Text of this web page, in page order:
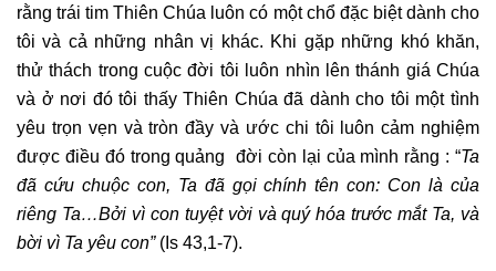
rằng trái tim Thiên Chúa luôn có một chổ đặc biệt dành cho
tôi và cả những nhân vị khác. Khi gặp những khó khăn,
thử thách trong cuộc đời tôi luôn nhìn lên thánh giá Chúa
và ở nơi đó tôi thấy Thiên Chúa đã dành cho tôi một tình
yêu trọn vẹn và tròn đầy và ước chi tôi luôn cảm nghiệm
được điều đó trong quảng đời còn lại của mình rằng : “Ta
đã cứu chuộc con, Ta đã gọi chính tên con: Con là của
riêng Ta…Bởi vì con tuyệt vời và quý hóa trước mắt Ta, và
bời vì Ta yêu con” (Is 43,1-7).